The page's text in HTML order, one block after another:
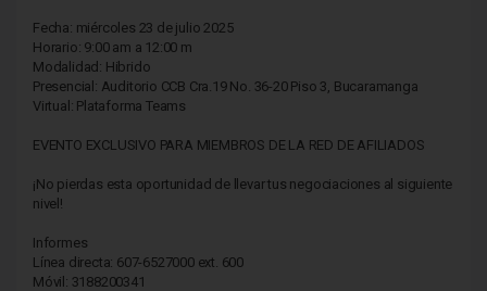
Fecha: miércoles 23 de julio 2025
Horario: 9:00 am a 12:00 m
Modalidad: Hibrido
Presencial: Auditorio CCB Cra.19 No. 36-20 Piso 3, Bucaramanga
Virtual: Plataforma Teams
EVENTO EXCLUSIVO PARA MIEMBROS DE LA RED DE AFILIADOS
¡No pierdas esta oportunidad de llevar tus negociaciones al siguiente
nivel!
Informes
Línea directa: 607-6527000 ext. 600
Móvil: 3188200341